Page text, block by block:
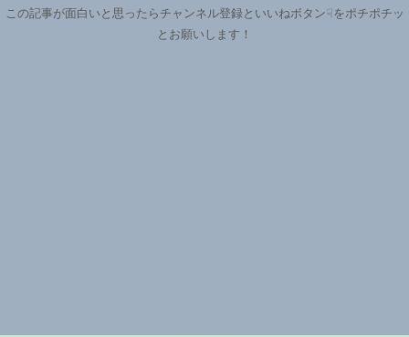
この記事が面白いと思ったらチャンネル登録といいねボタン☟をポチポチッ
とお願いします！